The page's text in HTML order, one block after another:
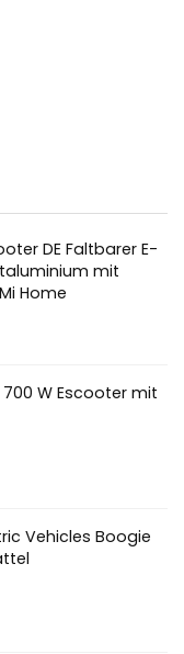
DE Faltbarer E-
mit
Home
W Escooter mit
Vehicles Boogie